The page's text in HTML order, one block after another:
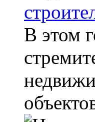
В этом